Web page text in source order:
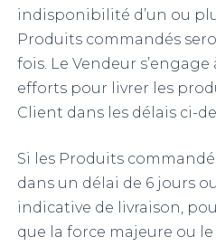
indisponibilité d’un ou
Produits commandés
fois. Le Vendeur
efforts pour livrer les
Client dans les délais ci-
Si les Produits
dans un délai de 6 jours
indicative de livraison,
que la force majeure ou